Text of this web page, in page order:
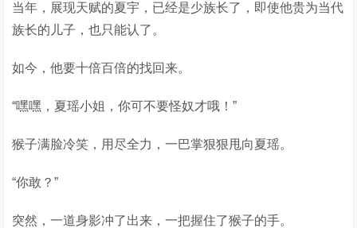
当年，展现天赋的夏宇，已经是少族长了，即使他贵为当代
族长的儿子，也只能认了。
如今，他要十倍百倍的找回来。
“嘿嘿，夏瑶小姐，你可不要怪奴才哦！”
猴子满脸冷笑，用尽全力，一巴掌狠狠甩向夏瑶。
“你敢？”
突然，一道身影冲了出来，一把握住了猴子的手。